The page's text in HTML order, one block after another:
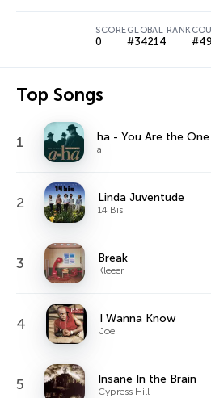
SCORE
0
GLOBAL RANK
#34214
Top Songs
1 ha - You Are the
a
2 Linda Juventude
14 Bis
3 Break
Kleeer
4 I Wanna Know
Joe
5 Insane In the Brain
Cypress Hill